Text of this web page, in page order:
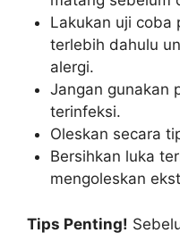
Lakukan uji coba
terlebih dahulu
alergi.
Jangan gunakan
terinfeksi.
Oleskan secara
Bersihkan luka
mengoleskan
Tips Penting!